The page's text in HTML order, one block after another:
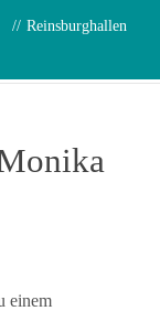
// Reinsburghallen
einem